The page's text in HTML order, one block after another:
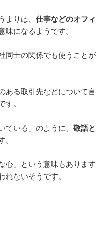
よりは、 仕事などのオフィ
味になるようです。
同士の関係でも使うことが
ある取引先などについて言
す。
ている」のように、 敬語と
。
心」という意味もあります
れないそうです。